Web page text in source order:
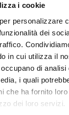
i cookie
personalizzare
dei
in cui utilizza il
di analisi
i quali
che ha fornito
dei loro servizi.
and time of
Show, directly at
the collaboration
the Industrial
Office (GD IP-
(IEFA –